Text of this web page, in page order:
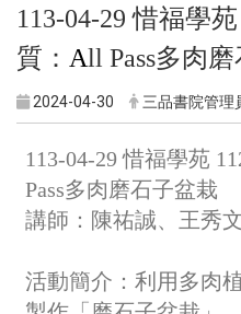
113-04-29 惜福學
質： All Pass多肉
2024-04-30 三品書院管理
113-04-29 惜福學苑
Pass多肉磨石子盆栽
講師：陳祐誠、王秀
活動簡介：利用多肉